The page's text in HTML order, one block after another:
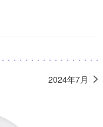
2024年7月